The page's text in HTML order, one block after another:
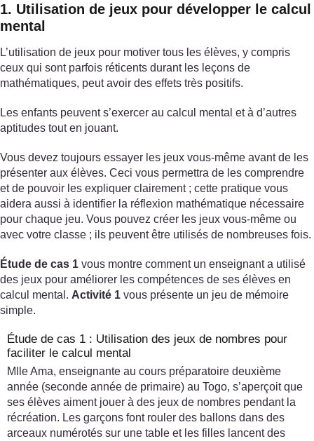
1. Utilisation de jeux pour développer le calcul
mental
L’utilisation de jeux pour motiver tous les élèves, y compris
ceux qui sont parfois réticents durant les leçons de
mathématiques, peut avoir des effets très positifs.
Les enfants peuvent s’exercer au calcul mental et à d’autres
aptitudes tout en jouant.
Vous devez toujours essayer les jeux vous-même avant de les
présenter aux élèves. Ceci vous permettra de les comprendre
et de pouvoir les expliquer clairement ; cette pratique vous
aidera aussi à identifier la réflexion mathématique nécessaire
pour chaque jeu. Vous pouvez créer les jeux vous-même ou
avec votre classe ; ils peuvent être utilisés de nombreuses fois.
Étude de cas 1 vous montre comment un enseignant a utilisé
des jeux pour améliorer les compétences de ses élèves en
calcul mental. Activité 1 vous présente un jeu de mémoire
simple.
Étude de cas 1 : Utilisation des jeux de nombres pour
faciliter le calcul mental
Mlle Ama, enseignante au cours préparatoire deuxième
année (seconde année de primaire) au Togo, s’aperçoit que
ses élèves aiment jouer à des jeux de nombres pendant la
récréation. Les garçons font rouler des ballons dans des
arceaux numérotés sur une table et les filles lancent des